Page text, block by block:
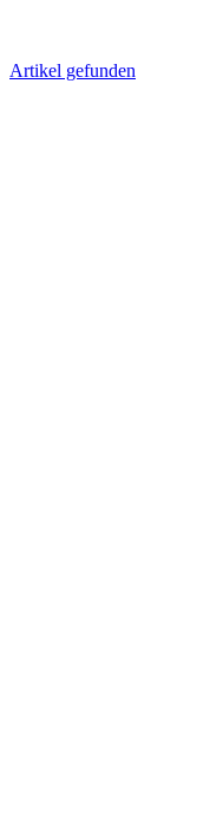
Artikel gefunden